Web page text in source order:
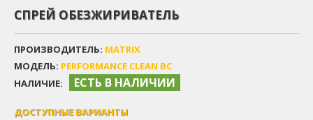
СПРЕЙ ОБЕЗЖИРИВАТЕЛЬ
ПРОИЗВОДИТЕЛЬ: MATRIX
МОДЕЛЬ: PERFORMANCE CLEAN BC
НАЛИЧИЕ:
ЕСТЬ В НАЛИЧИИ
ДОСТУПНЫЕ ВАРИАНТЫ